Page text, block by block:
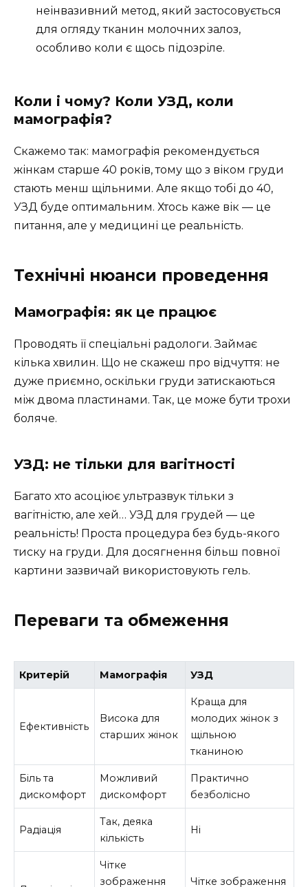
неінвазивний метод, який застосовується
для огляду тканин молочних залоз,
особливо коли є щось підозріле.
Коли і чому? Коли УЗД, коли
мамографія?
Скажемо так: мамографія рекомендується
жінкам старше 40 років, тому що з віком груди
стають менш щільними. Але якщо тобі до 40,
УЗД буде оптимальним. Хтось каже вік — це
питання, але у медицині це реальність.
Технічні нюанси проведення
Мамографія: як це працює
Проводять її спеціальні радологи. Займає
кілька хвилин. Що не скажеш про відчуття: не
дуже приємно, оскільки груди затискаються
між двома пластинами. Так, це може бути трохи
боляче.
УЗД: не тільки для вагітності
Багато хто асоціює ультразвук тільки з
вагітністю, але хей… УЗД для грудей — це
реальність! Проста процедура без будь-якого
тиску на груди. Для досягнення більш повної
картини зазвичай використовують гель.
Переваги та обмеження
Критерій Мамографія УЗД
Ефективність
Висока для
старших жінок
Краща для
молодих жінок з
щільною
тканиною
Біль та
дискомфорт
Можливий
дискомфорт
Практично
безболісно
Радіація
Так, деяка
кількість
Ні
Чітке
зображення
Чітке зображення